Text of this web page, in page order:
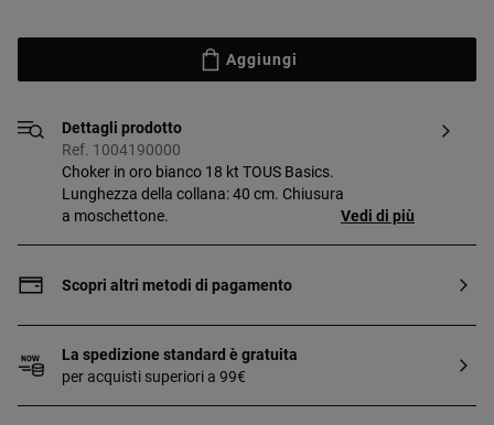
Aggiungi
Dettagli prodotto
Ref. 1004190000
Choker in oro bianco 18 kt TOUS Basics.
Lunghezza della collana: 40 cm. Chiusura
a moschettone.
Vedi di più
Scopri altri metodi di pagamento
La spedizione standard è gratuita
per acquisti superiori a 99€